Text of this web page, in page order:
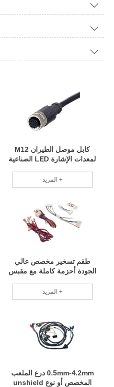



كابل موصل الطيران M12
لمعدات الإشارة LED الصناعية
المزيد +
طقم تسخير مخصص عالي
الجودة أحزمة كاملة مع مقبس
المزيد +
0.5mm-4.2mm درع الملعب
المخصص أو نوع unshield